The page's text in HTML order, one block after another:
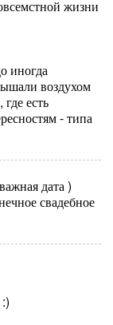
жизни
иногда
воздухом
есть
- типа
дата )
свадебное